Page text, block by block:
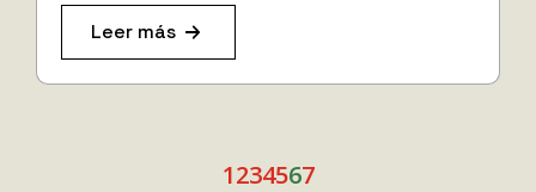
Leer más
1234567